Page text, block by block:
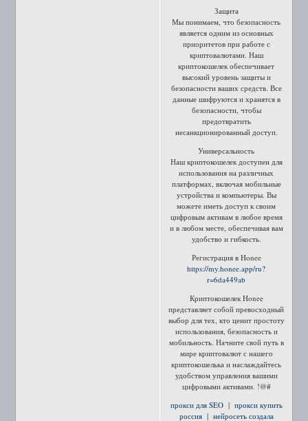
Защита
Мы понимаем, что безопасность
является одним из основных
приоритетов при работе с
криптовалютами. Наш
криптокошелек обеспечивает
высокий уровень защиты и
безопасности ваших средств. Все
данные шифруются и хранятся в
безопасности, чтобы
предотвратить
несанкционированный доступ.
Универсальность
Наш криптокошелек доступен для
использования на различных
платформах, включая мобильные
устройства и компьютеры. Вы
можете иметь доступ к своим
цифровым активам в любое время
и в любом месте, обеспечивая вам
удобство и гибкость.
Регистрация в Honee
https://my.honee.app/ru?
r=6da449ab
Криптокошелек Honee
представляет собой превосходный
выбор для тех, кто ценит простоту
использования, безопасность и
мобильность. Начните свой путь в
мире криптовалют с нашего
криптокошелька и наслаждайтесь
удобством управления вашими
цифровыми активами. !@#
прокси для SEO| прокси купить
россия| нейросеть создала